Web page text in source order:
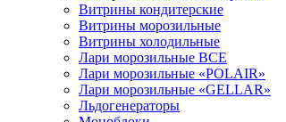
Витрины кондитерские
Витрины морозильные
Витрины холодильные
Лари морозильные ВСЕ
Лари морозильные «POLAIR»
Лари морозильные «GELLAR»
Льдогенераторы